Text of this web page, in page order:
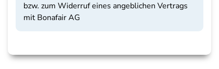
bzw. zum Widerruf eines angeblichen Vertrags
mit Bonafair AG